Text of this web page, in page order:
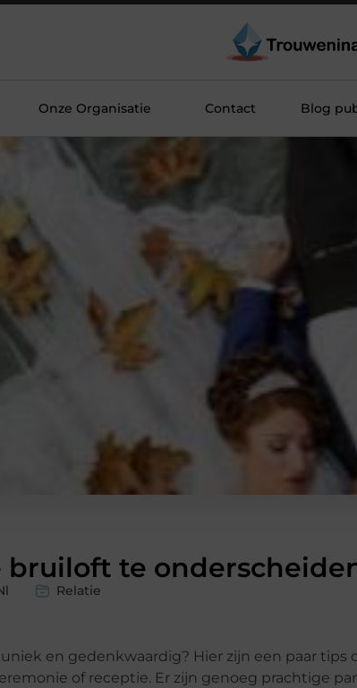
Onze Organisatie Contact Blog
bruiloft te
Relatie
en gedenkwaardig? Hier zijn een paar tips
of receptie. Er zijn genoeg prachtige